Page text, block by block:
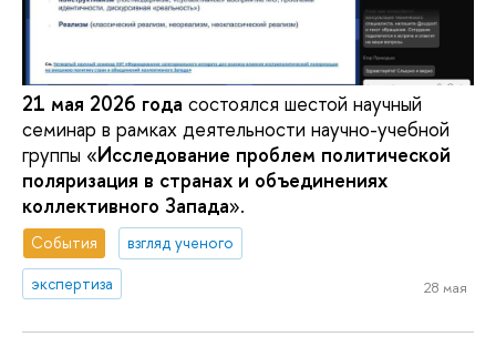
21 мая 2026 года состоялся шестой научный
семинар в рамках деятельности научно-учебной
группы «Исследование проблем политической
поляризация в странах и объединениях
коллективного Запада».
События
взгляд ученого
экспертиза
28 мая